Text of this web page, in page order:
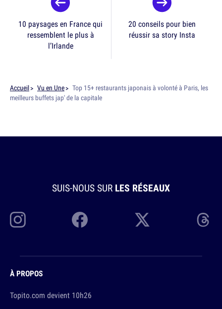
10 paysages en France qui
ressemblent le plus à
l’Irlande
20 conseils pour bien
réussir sa story Insta
Accueil Vu en Une
Top 15+ restaurants japonais à volonté à Paris, les
meilleurs buffets jap' de la capitale
SUIS-NOUS SUR LES RÉSEAUX
À PROPOS
Topito.com devient 10h26